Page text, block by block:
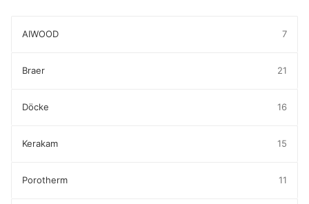
AIWOOD 7
Braer 21
Döcke 16
Kerakam 15
Porotherm 11